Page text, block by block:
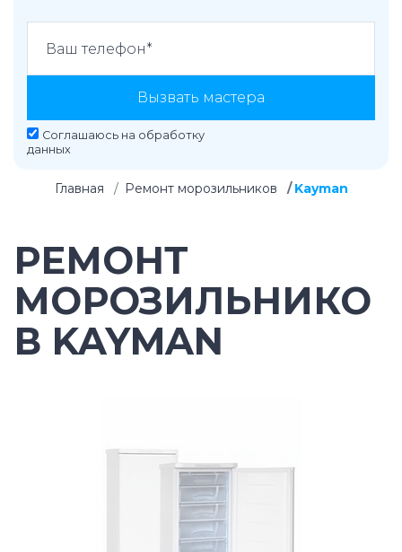
Вызвать мастера
Соглашаюсь на обработку
данных
Главная Ремонт морозильников Kayman
РЕМОНТ
МОРОЗИЛЬНИКО
В KAYMAN